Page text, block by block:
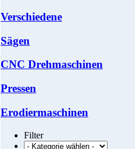
Verschiedene
Sägen
CNC Drehmaschinen
Pressen
Erodiermaschinen
Filter